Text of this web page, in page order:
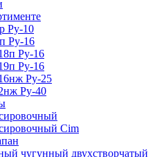
Ру-10
Ру-16
Ру-16
Ру-16
Ру-25
Ру-40
Cim
чугунный двухстворчатый